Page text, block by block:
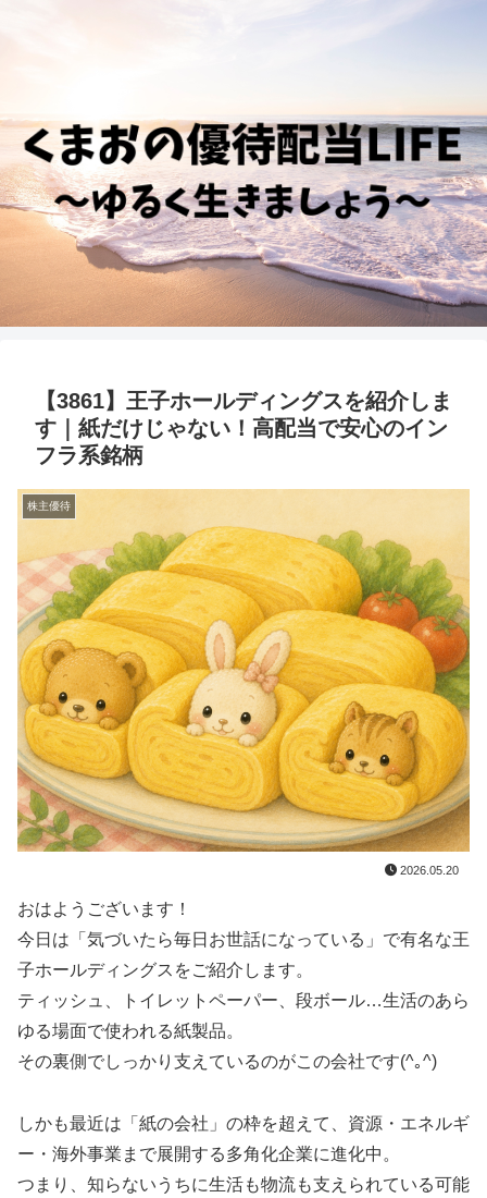
【3861】王子ホールディングスを紹介しま
す｜紙だけじゃない！高配当で安心のイン
フラ系銘柄
株主優待
2026.05.20
おはようございます！
今日は「気づいたら毎日お世話になっている」で有名な王
子ホールディングスをご紹介します。
ティッシュ、トイレットペーパー、段ボール…生活のあら
ゆる場面で使われる紙製品。
その裏側でしっかり支えているのがこの会社です(^｡^)
しかも最近は「紙の会社」の枠を超えて、資源・エネルギ
ー・海外事業まで展開する多角化企業に進化中。
つまり、知らないうちに生活も物流も支えられている可能